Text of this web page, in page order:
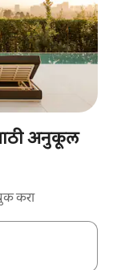
अनुकूल
करा
बाणांच्या किजसह